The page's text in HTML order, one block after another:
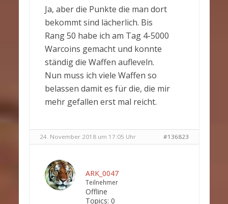
Ja, aber die Punkte die man dort
bekommt sind lächerlich. Bis
Rang 50 habe ich am Tag 4-5000
Warcoins gemacht und konnte
ständig die Waffen aufleveln.
Nun muss ich viele Waffen so
belassen damit es für die, die mir
mehr gefallen erst mal reicht.
24. November 2018 um 17:05 Uhr #136823
ARK_0047
Teilnehmer
Offline
Topics: 0